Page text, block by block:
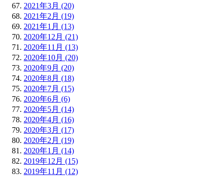
2021年3月 (20)
2021年2月 (19)
2021年1月 (13)
2020年12月 (21)
2020年11月 (13)
2020年10月 (20)
2020年9月 (20)
2020年8月 (18)
2020年7月 (15)
2020年6月 (6)
2020年5月 (14)
2020年4月 (16)
2020年3月 (17)
2020年2月 (19)
2020年1月 (14)
2019年12月 (15)
2019年11月 (12)